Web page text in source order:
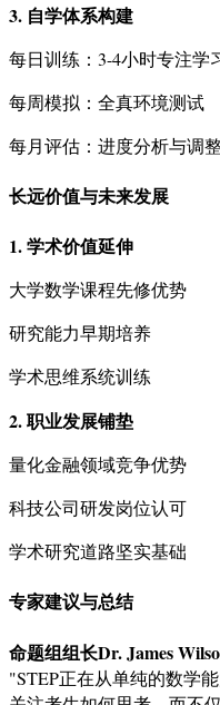
3. 自学体系构建
每日训练：3-4小时专注学
每周模拟：全真环境测试
每月评估：进度分析与调
长远价值与未来发展
1. 学术价值延伸
大学数学课程先修优势
研究能力早期培养
学术思维系统训练
2. 职业发展铺垫
量化金融领域竞争优势
科技公司研发岗位认可
学术研究道路坚实基础
专家建议与总结
命题组组长Dr. James
"STEP正在从单纯的数学